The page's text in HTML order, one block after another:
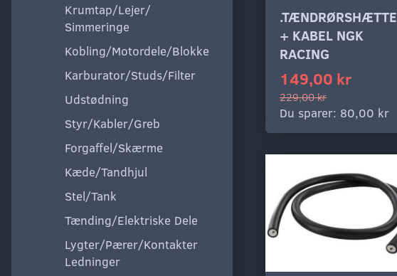
Krumtap/Lejer/
Simmeringe
Kobling/Motordele/Blokke
Karburator/Studs/Filter
Udstødning
Styr/Kabler/Greb
Forgaffel/Skærme
Kæde/Tandhjul
Stel/Tank
Tænding/Elektriske Dele
Lygter/Pærer/Kontakter
Ledninger
.TÆNDRØRSHÆTTE
+ KABEL NGK
RACING
149,00 kr
229,00 kr
Du sparer: 80,00 kr